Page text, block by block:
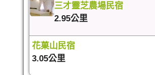
三才靈芝農場民宿
2.95公里
花菓山民宿
3.05公里